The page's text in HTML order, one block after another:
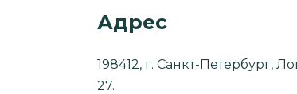
Адрес
198412, г. Санкт-Петербург,
27.